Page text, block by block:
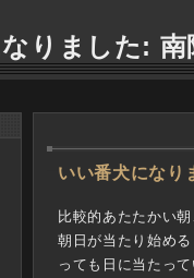
いい番犬になり
―
比較的あたたかい
朝日が当たり始め
っても日に当たっ